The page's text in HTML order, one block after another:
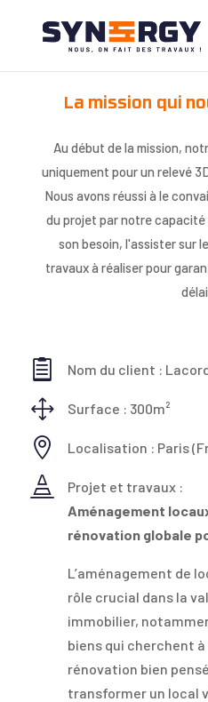
La mission qui
Au début de la mission,
uniquement pour un relevé
Nous avons réussi à le
du projet par notre
son besoin, l'assister sur
travaux à réaliser pour
 Nom du client :
1 Surface : 300m²
 Localisation : Paris

Projet et travaux :
Aménagement
rénovation globale
L’aménagement de
rôle crucial dans la
immobilier,
biens qui cherchent
rénovation bien
transformer un local